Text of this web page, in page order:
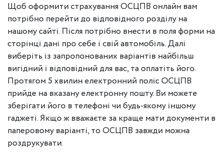
Щоб оформити страхування ОСЦПВ онлайн вам
потрібно перейти до відповідного розділу на
нашому сайті. Після потрібно внести в поля форми на
сторінці дані про себе і свій автомобіль. Далі
виберіть із запропонованих варіантів найбільш
вигідний і відповідний для вас, та оплатіть його.
Протягом 5 хвилин електронний поліс ОСЦПВ
прийде на вказану електронну пошту. Ви можете
зберігати його в телефоні чи будь-якому іншому
гаджеті. Якщо ж вважаєте за краще мати документи в
паперовому варіанті, то ОСЦПВ завжди можна
роздрукувати.